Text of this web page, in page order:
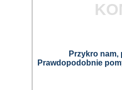
Przykro
Prawdopodobnie